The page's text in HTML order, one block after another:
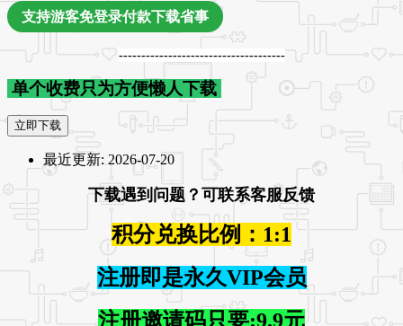
支持游客免登录付款下载省事
-------------------------------------
单个收费只为方便懒人下载
立即下载
最近更新: 2026-07-20
下载遇到问题？可联系客服反馈
积分兑换比例：1:1
注册即是永久VIP会员
注册邀请码只要:9.9元